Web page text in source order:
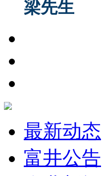
梁先生
最新动态
富井公告